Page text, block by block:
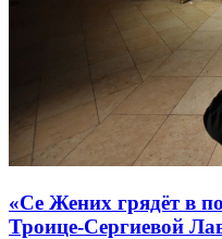
«Се Жених грядёт в
Троице-Сергиевой